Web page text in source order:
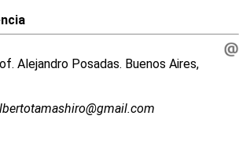
Alejandro Posadas. Buenos Aires,